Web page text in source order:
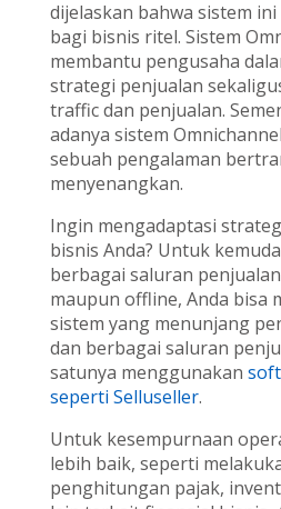
dijelaskan bahwa sistem
bagi bisnis ritel. Sistem
membantu pengusaha
strategi penjualan
traffic dan penjualan.
adanya sistem
sebuah pengalaman
menyenangkan.
Ingin mengadaptasi
bisnis Anda? Untuk
berbagai saluran
maupun offline, Anda bisa
sistem yang menunjang
dan berbagai saluran
satunya menggunakan
seperti Selluseller.
Untuk kesempurnaan
lebih baik, seperti
penghitungan pajak,